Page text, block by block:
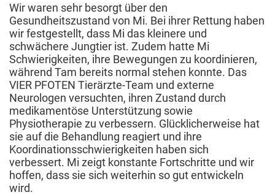
Wir waren sehr besorgt über den
Gesundheitszustand von Mi. Bei ihrer Rettung haben
wir festgestellt, dass Mi das kleinere und
schwächere Jungtier ist. Zudem hatte Mi
Schwierigkeiten, ihre Bewegungen zu koordinieren,
während Tam bereits normal stehen konnte. Das
VIER PFOTEN Tierärzte-Team und externe
Neurologen versuchten, ihren Zustand durch
medikamentöse Unterstützung sowie
Physiotherapie zu verbessern. Glücklicherweise hat
sie auf die Behandlung reagiert und ihre
Koordinationsschwierigkeiten haben sich
verbessert. Mi zeigt konstante Fortschritte und wir
hoffen, dass sie sich weiterhin so gut entwickeln
wird.